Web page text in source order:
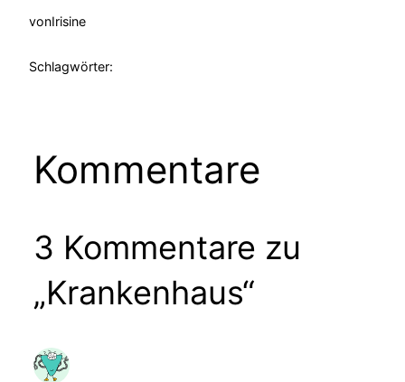
vonIrisine
Schlagwörter:
Kommentare
3 Kommentare zu
„Krankenhaus“